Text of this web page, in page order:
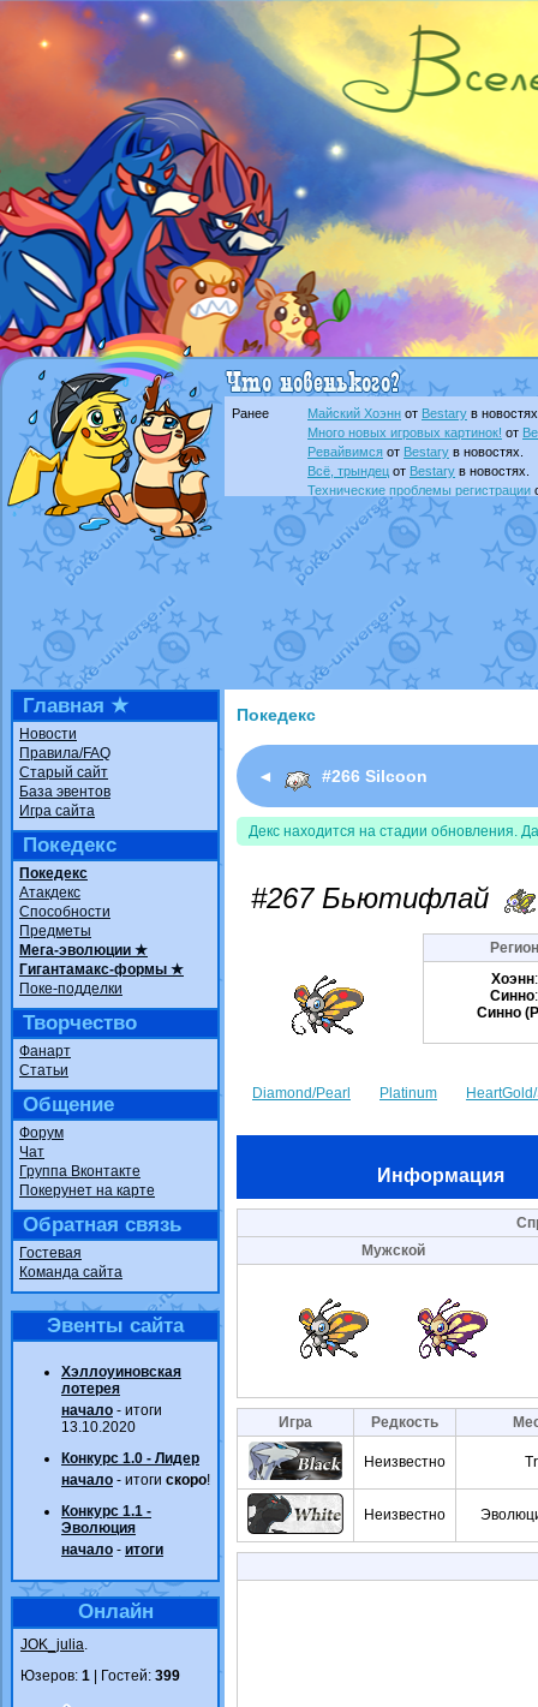
Ранее Майский Хоэнн от Bestary в
Много новых игровых картинок! от
Ревайвимся от Bestary в новостях.
Всё, трындец от Bestary в новостях.
Технические проблемы регистрации
доброе утро славянеот Dakkuв
Йолда и Мимикьюот MavisNyanCat
Недовольный котомангуст
от
The Dark Wishmakerот Randomon в
в
ilovearceus
Raging Boltот GraceDaFox
в
Shadow mismagius от
в
художник
от vicavica в фанарте.
Главная ★
Новости
Правила/FAQ
Старый сайт
База эвентов
Игра сайта
Покедекс
Покедекс
Атакдекс
Способности
Предметы
Мега-эволюции ★
Гигантамакс-формы ★
Поке-подделки
Творчество
Фанарт
Статьи
Общение
Форум
Чат
Группа Вконтакте
Покерунет на карте
Обратная связь
Гостевая
Команда сайта
Эвенты сайта
Хэллоуиновская
лотерея
начало - итоги
13.10.2020
Конкурс 1.0 - Лидер
начало - итоги скоро!
Конкурс 1.1 -
Эволюция
начало - итоги
Онлайн
JOK_julia.
Юзеров: 1 | Гостей: 399
Покедекс
◄ #266 Silcoon
Декс находится на стадии обновления.
#267 Бьютифлай
Хоэнн
Синно
Синно
Diamond/Pearl Platinum
Информация
Мужской
Игра Редкость
Неизвестно
Неизвестно